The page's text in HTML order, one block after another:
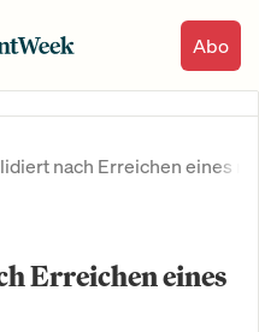
Abo
nach Erreichen eines
Erreichen eines